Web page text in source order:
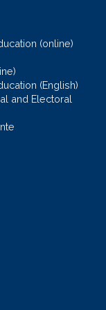
(online)
(English)
and Electoral